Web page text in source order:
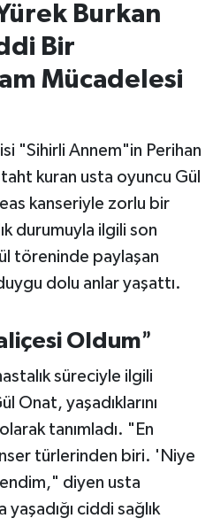
Burkan
Bir
Mücadelesi
"Sihirli Annem"in Perihan
kuran usta oyuncu Gül
kanseriyle zorlu bir
durumuyla ilgili son
töreninde paylaşan
dolu anlar yaşattı.
Oldum”
süreciyle ilgili
Onat, yaşadıklarını
tanımladı. "En
türlerinden biri. 'Niye
diyen usta
yaşadığı ciddi sağlık